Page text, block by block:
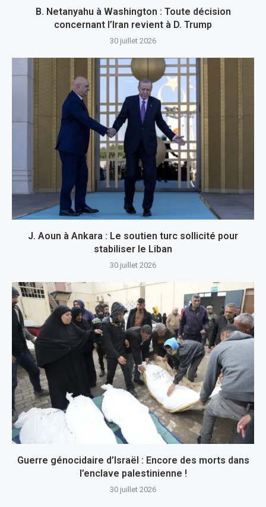
B. Netanyahu à Washington : Toute décision
concernant l’Iran revient à D. Trump
30 juillet 2026
J. Aoun à Ankara : Le soutien turc sollicité pour
stabiliser le Liban
30 juillet 2026
Guerre génocidaire d’Israël : Encore des morts dans
l’enclave palestinienne !
30 juillet 2026